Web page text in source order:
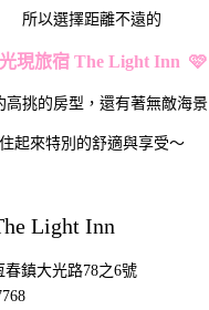
所以選擇距離不遠的
現旅宿 The Light Inn 🩷
高挑的房型，還有著無敵海景
住起來特別的舒適與享受～
Light Inn
鎮大光路78之6號